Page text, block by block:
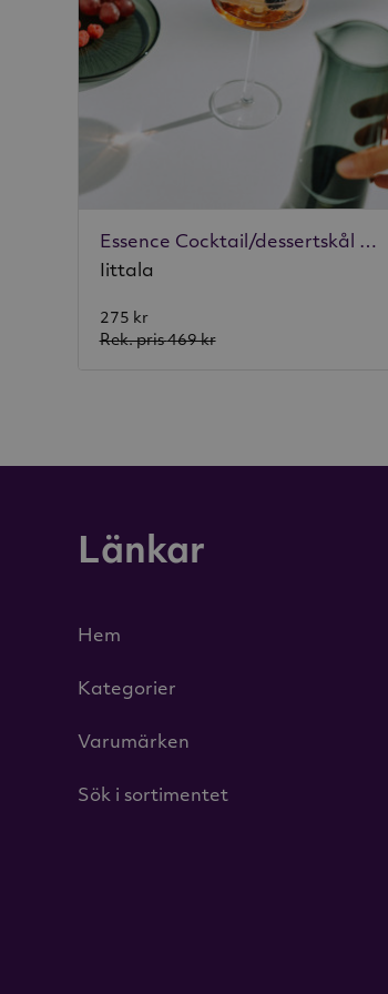
Essence Cocktail/dessertskål 2-pack
Iittala
275 kr
Rek. pris 469 kr
Länkar
Hem
Kategorier
Varumärken
Sök i sortimentet